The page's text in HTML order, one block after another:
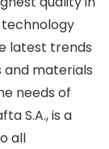
technology
latest trends
and materials
needs of
S.A., is a
all